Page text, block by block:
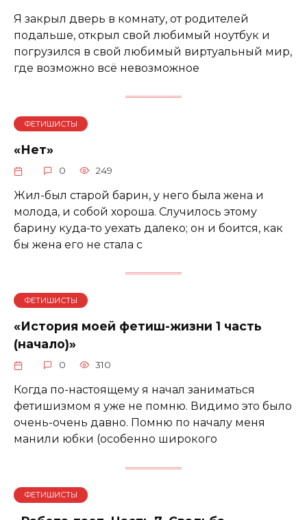
Я закрыл дверь в комнату, от родителей
подальше, открыл свой любимый ноутбук и
погрузился в свой любимый виртуальный мир,
где возможно всё невозможное
ФЕТИШИСТЫ
«Нет»
0 249
Жил-был старой барин, у него была жена и
молода, и собой хороша. Случилось этому
барину куда-то уехать далеко; он и боится, как
бы жена его не стала с
ФЕТИШИСТЫ
«История моей фетиш-жизни 1 часть
(начало)»
0 310
Когда по-настоящему я начал заниматься
фетишизмом я уже не помню. Видимо это было
очень-очень давно. Помню по началу меня
манили юбки (особенно широкого
ФЕТИШИСТЫ